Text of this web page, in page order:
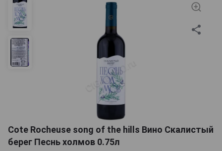
Cote Rocheuse song of the hills Вино Скалистый
берег Песнь холмов 0.75л